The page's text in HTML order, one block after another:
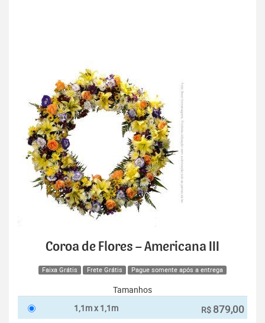
Coroa de Flores – Americana III
Faixa Grátis Frete Grátis Pague somente após a entrega
Tamanhos
1,1m x 1,1m
R$ 879,00